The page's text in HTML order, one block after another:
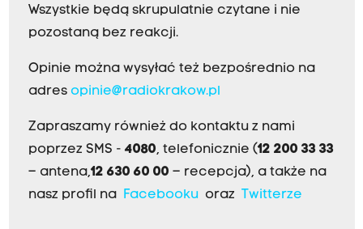
Wszystkie będą skrupulatnie czytane i nie
pozostaną bez reakcji.
Opinie można wysyłać też bezpośrednio na
adres opinie@radiokrakow.pl
Zapraszamy również do kontaktu z nami
poprzez SMS - 4080, telefonicznie (12 200 33 33
– antena,12 630 60 00 – recepcja), a także na
nasz profil na
Facebookuoraz Twitterze